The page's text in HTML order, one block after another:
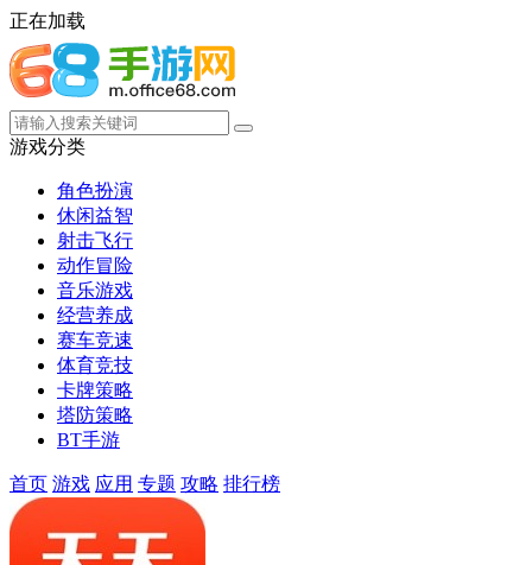
正在加载
游戏分类
角色扮演
休闲益智
射击飞行
动作冒险
音乐游戏
经营养成
赛车竞速
体育竞技
卡牌策略
塔防策略
BT手游
首页 游戏 应用 专题 攻略 排行榜